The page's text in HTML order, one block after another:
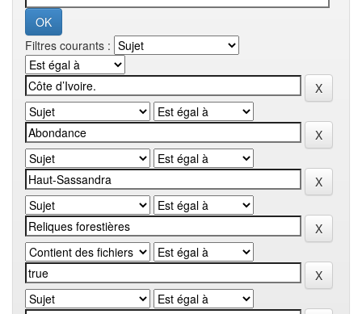
Filtres courants :